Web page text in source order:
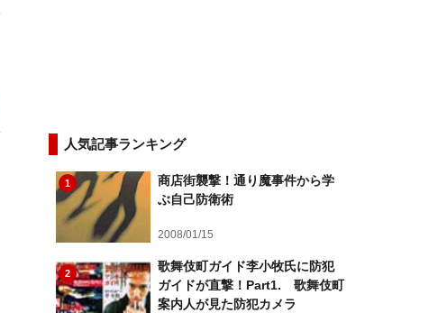
人気記事ランキング
1
商店街襲撃！通り魔事件から学
ぶ自己防衛術
2008/01/15
2
歌舞伎町ガイド李小牧氏に防犯
ガイドが直撃！Part1. 歌舞伎町
案内人が見た防犯カメラ